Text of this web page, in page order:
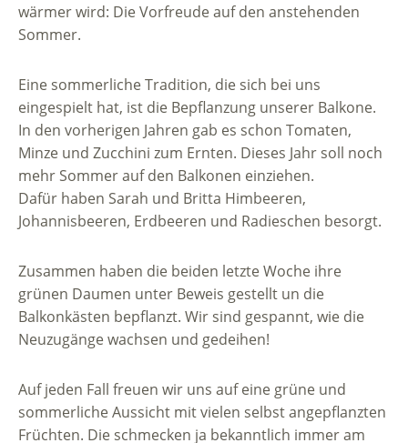
wärmer wird: Die Vorfreude auf den anstehenden
Sommer.
Eine sommerliche Tradition, die sich bei uns
eingespielt hat, ist die Bepflanzung unserer Balkone.
In den vorherigen Jahren gab es schon Tomaten,
Minze und Zucchini zum Ernten. Dieses Jahr soll noch
mehr Sommer auf den Balkonen einziehen.
Dafür haben Sarah und Britta Himbeeren,
Johannisbeeren, Erdbeeren und Radieschen besorgt.
Zusammen haben die beiden letzte Woche ihre
grünen Daumen unter Beweis gestellt un die
Balkonkästen bepflanzt. Wir sind gespannt, wie die
Neuzugänge wachsen und gedeihen!
Auf jeden Fall freuen wir uns auf eine grüne und
sommerliche Aussicht mit vielen selbst angepflanzten
Früchten. Die schmecken ja bekanntlich immer am